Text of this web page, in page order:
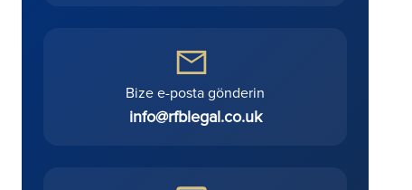
Bize e-posta gönderin
info@rfblegal.co.uk